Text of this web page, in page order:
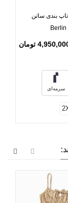
بندی ساتن
تومان
سرمه‌ای